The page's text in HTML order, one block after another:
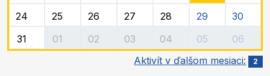
24
25 26 27 28 29
30
31
01 02 03 04 05
06
Aktivít v ďalšom mesiaci:
2